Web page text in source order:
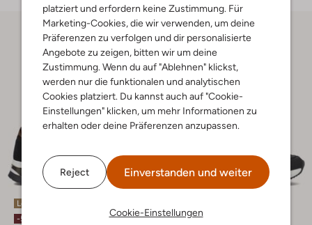
platziert und erfordern keine Zustimmung. Für
Marketing-Cookies, die wir verwenden, um deine
Präferenzen zu verfolgen und dir personalisierte
Angebote zu zeigen, bitten wir um deine
Zustimmung. Wenn du auf "Ablehnen" klickst,
werden nur die funktionalen und analytischen
Cookies platziert. Du kannst auch auf "Cookie-
Einstellungen" klicken, um mehr Informationen zu
erhalten oder deine Präferenzen anzupassen.
Reject Einverstanden und weiter
Cookie-Einstellungen
Letzte Größen
-50%
-50%